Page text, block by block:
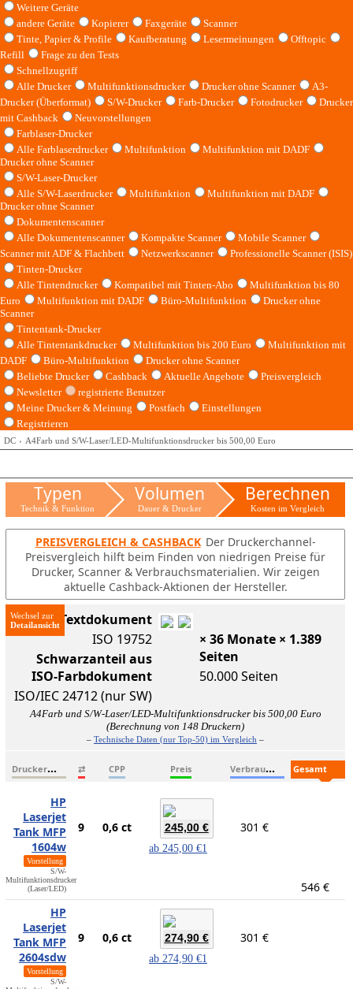
Weitere Geräte
andere Geräte
Kopierer Faxgeräte
Scanner
Tinte, Papier & Profile
Kaufberatung Lesermeinungen
Offtopic
Refill
Frage zu den Tests
Schnellzugriff
Alle Drucker
Multifunktionsdrucker Drucker ohne Scanner
A3-
Drucker (Überformat)
S/W-Drucker Farb-Drucker Fotodrucker
Drucker
mit Cashback
Neuvorstellungen
Farblaser-Drucker
Alle Farblaserdrucker
Multifunktion
Multifunktion mit DADF
Drucker ohne Scanner
S/W-Laser-Drucker
Alle S/W-Laserdrucker
Multifunktion
Multifunktion mit DADF
Drucker ohne Scanner
Dokumentenscanner
Alle Dokumentenscanner
Kompakte Scanner
Mobile Scanner
Scanner mit ADF & Flachbett
Netzwerkscanner
Professionelle Scanner (ISIS)
Tinten-Drucker
Alle Tintendrucker
Kompatibel mit Tinten-Abo
Multifunktion bis 80
Euro
Multifunktion mit DADF Büro-Multifunktion
Drucker ohne
Scanner
Tintentank-Drucker
Alle Tintentankdrucker
Multifunktion bis 200 Euro
Multifunktion mit
DADF
Büro-Multifunktion
Drucker ohne Scanner
Beliebte Drucker
Cashback Aktuelle Angebote
Preisvergleich
Newsletter
registrierte Benutzer
Meine Drucker & Meinung
Postfach
Einstellungen
Registrieren
DC A4Farb und S/W-Laser/LED-Multifunktionsdrucker bis 500,00 Euro
Typen
Technik & Funktion
Volumen
Dauer & Drucker
Berechnen
Kosten im Vergleich
PREISVERGLEICH & CASHBACK Der Druckerchannel-
Preisvergleich hilft beim Finden von niedrigen Preise für
Drucker, Scanner & Verbrauchsmaterialien. Wir zeigen
aktuelle Cashback-Aktionen der Hersteller.
Wechsel zurISO-Textdokument
ISO 19752
Schwarzanteil aus
ISO-Farbdokument
ISO/IEC 24712 (nur SW)
× 36 Monate × 1.389
Seiten
50.000 Seiten
A4Farb und S/W-Laser/LED-Multifunktionsdrucker bis 500,00 Euro
(Berechnung von 148 Druckern)
– Technische Daten (nur Top-50) im Vergleich –
D
ruckername ⇄ CPP Preis V
erbrauchsmaterialien
HP
Laserjet
Tank MFP
1604w
Vorstellung
S/W-
Multifunktionsdrucker
(Laser/LED)
9 0,6 ct 245,00 €
ab 245,00 €1
301 €
546 €
HP
Laserjet
Tank MFP
2604sdw
Vorstellung
S/W-
9 0,6 ct 274,90 €
ab 274,90 €1
301 €